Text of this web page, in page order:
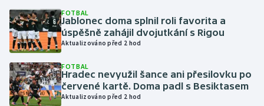
Lezení
Lyže a snowboard
Moderní pětiboj
Motorsport
FOTBAL
Jablonec doma splnil roli favorita a
úspěšně zahájil dvojutkání s Rigou
Aktualizováno před 2 hod
FOTBAL
Hradec nevyužil šance ani přesilovku po
červené kartě. Doma padl s Besiktasem
Aktualizováno před 2 hod